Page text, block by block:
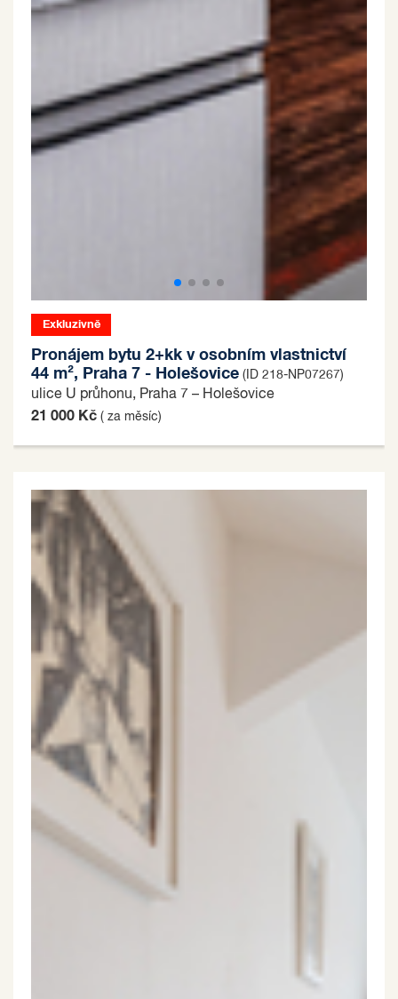
Exkluzivně
Pronájem bytu 2+kk v osobním vlastnictví
44 m², Praha 7 - Holešovice (ID 218-NP07267)
ulice U průhonu, Praha 7 – Holešovice
21 000 Kč ( za měsíc)